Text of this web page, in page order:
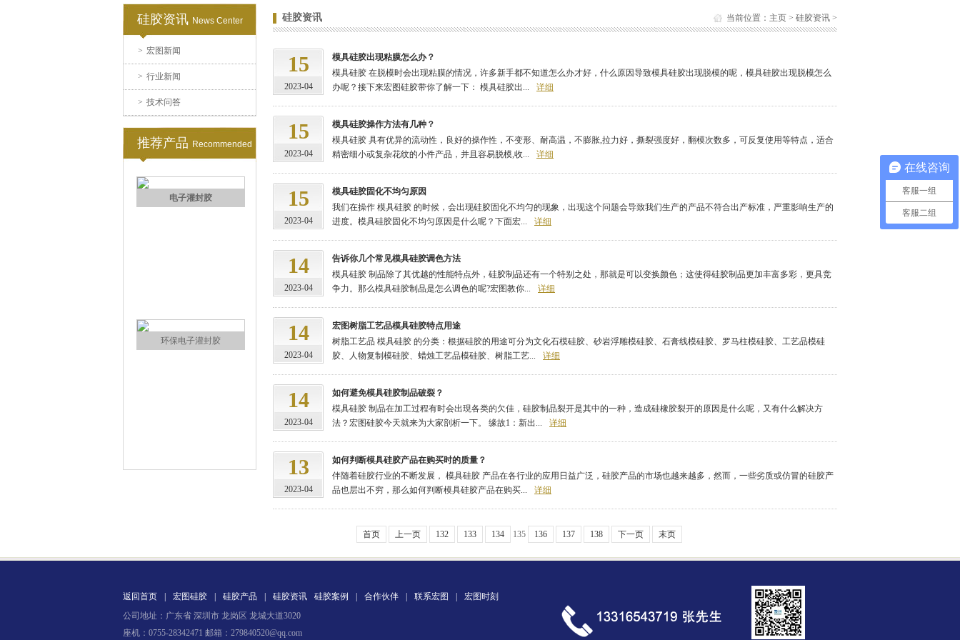
硅胶资讯 News Center
> 宏图新闻
> 行业新闻
> 技术问答
推荐产品 Recommended
果冻胶
电子灌封胶
环保电子灌封胶
加成型液体硅橡胶
当前位置： 主页 > 硅胶资讯 >
硅胶资讯
15
2023-04
模具硅胶出现粘膜怎么办？
模具硅胶 在脱模时会出现粘膜的情况，许多新手都不知道怎么办才好，什么原因导致模具硅胶出现脱模的呢，模具硅胶出现脱模怎么
办呢？接下来宏图硅胶带你了解一下： 模具硅胶出...
详细
15
2023-04
模具硅胶操作方法有几种？
模具硅胶 具有优异的流动性，良好的操作性，不变形、耐高温，不膨胀,拉力好，撕裂强度好，翻模次数多，可反复使用等特点，适合
精密细小或复杂花纹的小件产品，并且容易脱模,收...
详细
15
2023-04
模具硅胶固化不均匀原因
我们在操作 模具硅胶 的时候，会出现硅胶固化不均匀的现象，出现这个问题会导致我们生产的产品不符合出产标准，严重影响生产的
进度。模具硅胶固化不均匀原因是什么呢？下面宏...
详细
14
2023-04
告诉你几个常见模具硅胶调色方法
模具硅胶 制品除了其优越的性能特点外，硅胶制品还有一个特别之处，那就是可以变换颜色；这使得硅胶制品更加丰富多彩，更具竞
争力。那么模具硅胶制品是怎么调色的呢?宏图教你...
详细
14
2023-04
宏图树脂工艺品模具硅胶特点用途
树脂工艺品 模具硅胶 的分类：根据硅胶的用途可分为文化石模硅胶、砂岩浮雕模硅胶、石膏线模硅胶、罗马柱模硅胶、工艺品模硅
胶、人物复制模硅胶、蜡烛工艺品模硅胶、树脂工艺...
详细
14
2023-04
如何避免模具硅胶制品破裂？
模具硅胶 制品在加工过程有时会出現各类的欠佳，硅胶制品裂开是其中的一种，造成硅橡胶裂开的原因是什么呢，又有什么解决方
法？宏图硅胶今天就来为大家剖析一下。 缘故1：新出...
详细
13
2023-04
如何判断模具硅胶产品在购买时的质量？
伴随着硅胶行业的不断发展， 模具硅胶 产品在各行业的应用日益广泛，硅胶产品的市场也越来越多，然而，一些劣质或仿冒的硅胶产
品也层出不穷，那么如何判断模具硅胶产品在购买...
详细
首页 上一页 132 133 134 135 136 137 138 下一页 末页
返回首页 宏图硅胶 硅胶产品 硅胶资讯 硅胶案例 合作伙伴 联系宏图
宏图时刻
公司地址：广东省 深圳市 龙岗区 龙城大道3020
座机：0755-28342471 邮箱：279840520@qq.com
在线咨询
客服一组
客服二组